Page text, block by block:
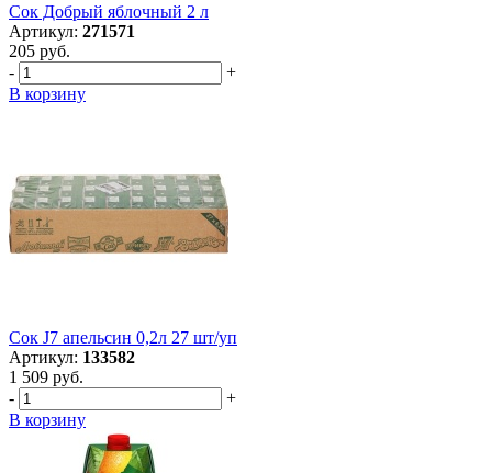
Сок Добрый яблочный 2 л
Артикул: 271571
205 руб.
-
+
В корзину
Сок J7 апельсин 0,2л 27 шт/уп
Артикул: 133582
1 509 руб.
-
+
В корзину